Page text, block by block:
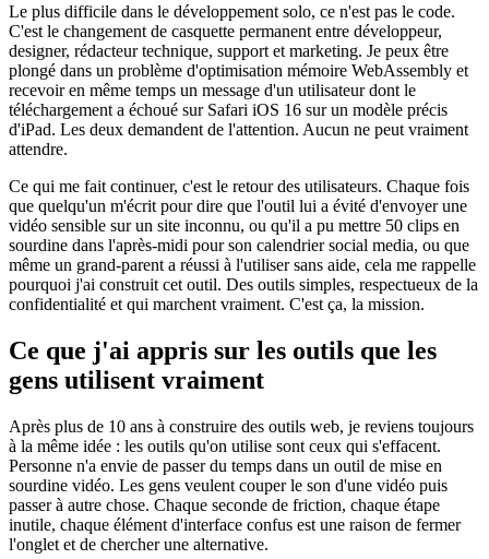
Le plus difficile dans le développement solo, ce n'est pas le code.
C'est le changement de casquette permanent entre développeur,
designer, rédacteur technique, support et marketing. Je peux être
plongé dans un problème d'optimisation mémoire WebAssembly et
recevoir en même temps un message d'un utilisateur dont le
téléchargement a échoué sur Safari iOS 16 sur un modèle précis
d'iPad. Les deux demandent de l'attention. Aucun ne peut vraiment
attendre.
Ce qui me fait continuer, c'est le retour des utilisateurs. Chaque fois
que quelqu'un m'écrit pour dire que l'outil lui a évité d'envoyer une
vidéo sensible sur un site inconnu, ou qu'il a pu mettre 50 clips en
sourdine dans l'après-midi pour son calendrier social media, ou que
même un grand-parent a réussi à l'utiliser sans aide, cela me rappelle
pourquoi j'ai construit cet outil. Des outils simples, respectueux de la
confidentialité et qui marchent vraiment. C'est ça, la mission.
Ce que j'ai appris sur les outils que les
gens utilisent vraiment
Après plus de 10 ans à construire des outils web, je reviens toujours
à la même idée : les outils qu'on utilise sont ceux qui s'effacent.
Personne n'a envie de passer du temps dans un outil de mise en
sourdine vidéo. Les gens veulent couper le son d'une vidéo puis
passer à autre chose. Chaque seconde de friction, chaque étape
inutile, chaque élément d'interface confus est une raison de fermer
l'onglet et de chercher une alternative.